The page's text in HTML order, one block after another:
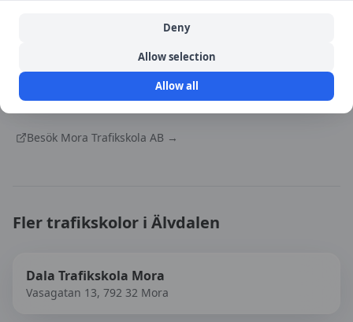
Källa:portal
2026-08-07
Besök Mora Trafikskola AB →
Fler trafikskolor i Älvdalen
Dala Trafikskola Mora
Vasagatan 13, 792 32 Mora
Deny
Allow selection
Allow all